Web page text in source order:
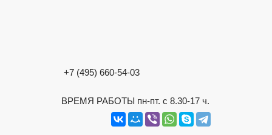
+7 (495) 660-54-03
ВРЕМЯ РАБОТЫ пн-пт. с 8.30-17 ч.